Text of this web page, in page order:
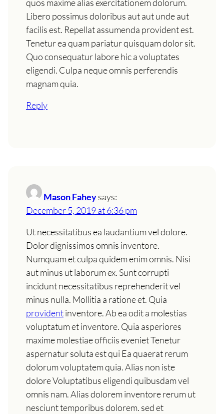
quos maxime alias exercitationem dolorum.
Libero possimus doloribus aut aut unde aut
facilis est. Repellat assumenda provident est.
Tenetur ea quam pariatur quisquam dolor sit.
Quo consequatur labore hic a voluptates
eligendi. Culpa neque omnis perferendis
magnam quia.
Reply
Mason Faheysays:
December 5, 2019 at 6:36 pm
Ut necessitatibus ea laudantium vel dolore.
Dolor dignissimos omnis inventore.
Numquam et culpa quidem enim omnis. Nisi
aut minus ut laborum ex. Sunt corrupti
incidunt necessitatibus reprehenderit vel
minus nulla. Mollitia a ratione et. Quia
providentinventore. Ab ea odit a molestias
voluptatum et inventore. Quia asperiores
maxime molestiae officiis eveniet Tenetur
aspernatur soluta est qui Ea quaerat rerum
dolorum voluptatem quia. Alias non iste
dolore Voluptatibus eligendi quibusdam vel
omnis nam. Alias dolorem inventore rerum ut
nesciunt temporibus dolorem. sed et